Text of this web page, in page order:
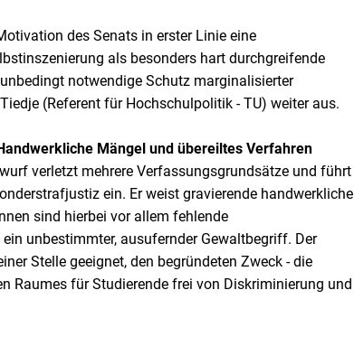
des Senats in erster Linie eine
als besonders hart durchgreifende
notwendige Schutz marginalisierter
(Referent für Hochschulpolitik - TU) weiter aus.
Mängel und übereiltes Verfahren
verletzt mehrere Verfassungsgrundsätze und führt
ein. Er weist gravierende handwerkliche
sind hierbei vor allem fehlende
unbestimmter, ausufernder Gewaltbegriff. Der
Stelle geeignet, den begründeten Zweck - die
Raumes für Studierende frei von Diskriminierung und